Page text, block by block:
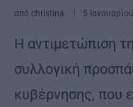
από christina 5
Η αντιμετώπιση
συλλογική
κυβέρνησης, που